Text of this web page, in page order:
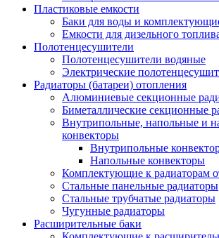
Пластиковые емкости
Баки для воды и
Емкости для дизельного
Полотенцесушители
Полотенцесушители водяные
Электрические
Радиаторы (батареи) отопления
Алюминиевые секционные
Биметаллические секционные
Внутрипольные, напольные и
конвекторы
Внутрипольные
Напольные конвекторы
Комплектующие к радиаторам
Стальные панельные радиаторы
Стальные трубчатые радиаторы
Чугунные радиаторы
Расширительные баки